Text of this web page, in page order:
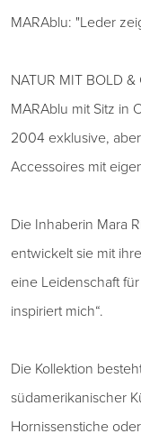
MARAblu: "Leder
NATUR MIT BOLD
MARAblu mit Sitz in
2004 exklusive,
Accessoires mit
Die Inhaberin Mara
entwickelt sie mit
eine Leidenschaft
inspiriert mich“.
Die Kollektion
südamerikanischer
Hornissenstiche